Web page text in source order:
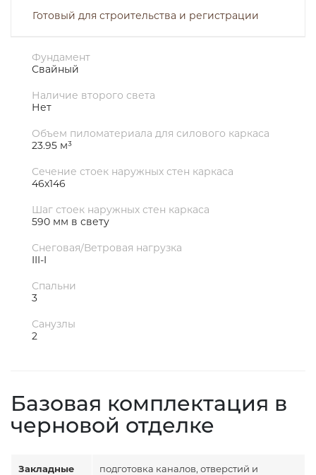
Готовый для строительства и регистрации
Фундамент
Свайный
Наличие второго света
Нет
Объем пиломатериала для силового каркаса
23.95 м³
Сечение стоек наружных стен каркаса
46х146
Шаг стоек наружных стен каркаса
590 мм в свету
Снеговая/Ветровая нагрузка
III-I
Спальни
3
Санузлы
2
Базовая комплектация в
черновой отделке
Закладные
подготовка каналов, отверстий и